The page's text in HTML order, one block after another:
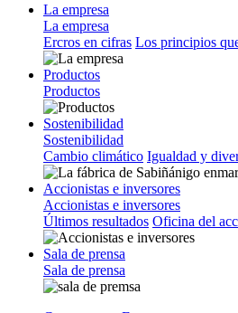
La empresa
La empresa
Ercros en cifras Los principios
Productos
Productos
Sostenibilidad
Sostenibilidad
Cambio climático Igualdad y
Accionistas e inversores
Accionistas e inversores
Últimos resultados Oficina del
Sala de prensa
Sala de prensa